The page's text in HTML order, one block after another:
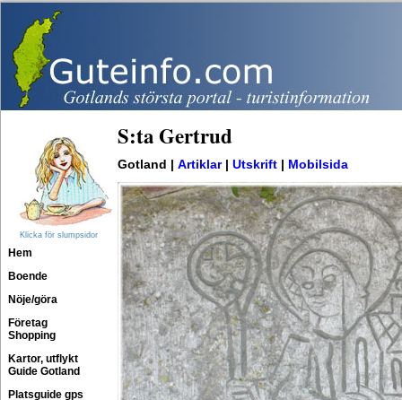
Klicka för slumpsidor
Hem
Boende
Nöje/göra
Företag
Shopping
Kartor, utflykt
Guide Gotland
Platsguide gps
S:ta Gertrud
Gotland | Artiklar| Utskrift Mobilsida